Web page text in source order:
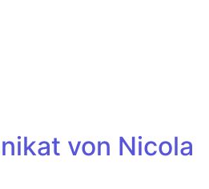
von Nicola